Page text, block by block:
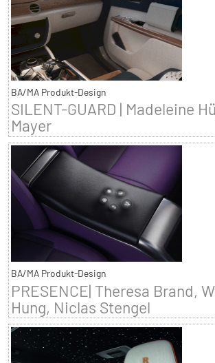
BA/MA Produkt-Design
SILENT-GUARD | Madeleine
Mayer
BA/MA Produkt-Design
PRESENCE| Theresa Brand,
Hung, Niclas Stengel